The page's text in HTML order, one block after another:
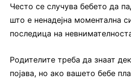
Често се случува бебето да
што е ненадејна моментална
последица на
Родителите треба да знаат
појава, но ако вашето бебе